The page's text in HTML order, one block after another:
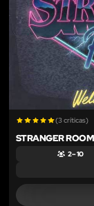
(3 críticas)
STRANGER ROOM
2 – 10